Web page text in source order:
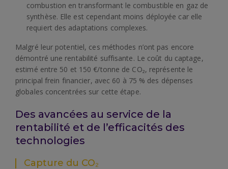
combustion en transformant le combustible en gaz de
synthèse. Elle est cependant moins déployée car elle
requiert des adaptations complexes.
Malgré leur potentiel, ces méthodes n’ont pas encore
démontré une rentabilité suffisante. Le coût du captage,
estimé entre 50 et 150 €/tonne de CO₂, représente le
principal frein financier, avec 60 à 75 % des dépenses
globales concentrées sur cette étape.
Des avancées au service de la
rentabilité et de l’efficacités des
technologies
Capture du CO₂